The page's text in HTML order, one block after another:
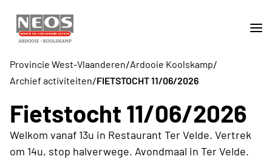
Provincie West-Vlaanderen/Ardooie Koolskamp/
Archief activiteiten/FIETSTOCHT 11/06/2026
Fietstocht 11/06/2026
Welkom vanaf 13u in Restaurant Ter Velde. Vertrek
om 14u, stop halverwege. Avondmaal in Ter Velde.